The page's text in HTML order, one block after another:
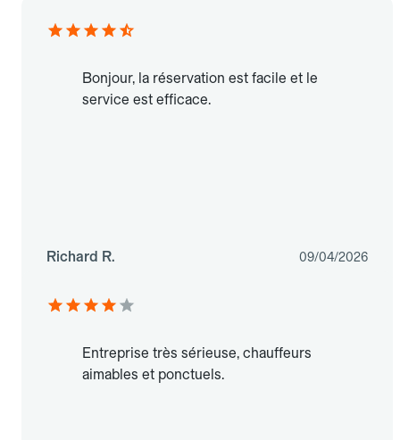
Bonjour, la réservation est facile et le
service est efficace.
Richard R. 09/04/2026
Entreprise très sérieuse, chauffeurs
aimables et ponctuels.